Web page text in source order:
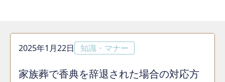
2025年1月22日 知識・マナー
家族葬で香典を辞退された場合の対応方